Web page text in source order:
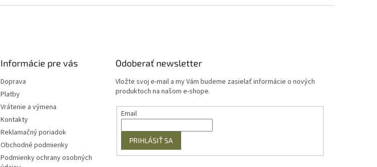
Informácie pre vás
Doprava
Platby
Vrátenie a výmena
Kontakty
Reklamačný poriadok
Obchodné podmienky
Podmienky ochrany osobných
Odoberať newsletter
Vložte svoj e-mail a my Vám budeme zasielať informácie o nových
produktoch na našom e-shope.
Email
PRIHLÁSIŤ SA